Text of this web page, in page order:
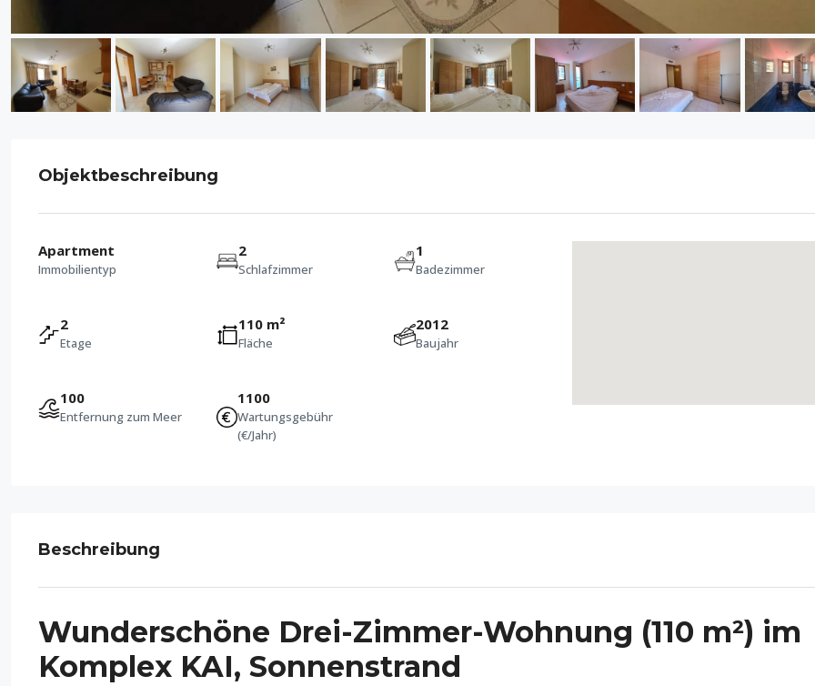
Objektbeschreibung
Apartment
Immobilientyp
2
Schlafzimmer
1
Badezimmer
2
Etage
110 m²
Fläche
2012
Baujahr
100
Entfernung zum Meer
1100
Wartungsgebühr
(€/Jahr)
Beschreibung
Wunderschöne Drei-Zimmer-Wohnung (110 m²) im
Komplex KAI, Sonnenstrand